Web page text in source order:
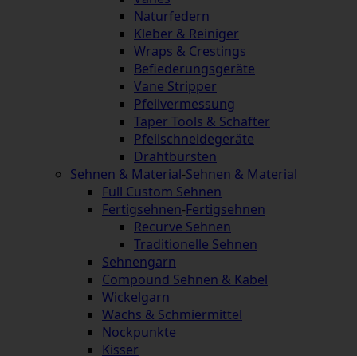
Naturfedern
Kleber & Reiniger
Wraps & Crestings
Befiederungsgeräte
Vane Stripper
Pfeilvermessung
Taper Tools & Schafter
Pfeilschneidegeräte
Drahtbürsten
Sehnen & Material-Sehnen & Material
Full Custom Sehnen
Fertigsehnen-Fertigsehnen
Recurve Sehnen
Traditionelle Sehnen
Sehnengarn
Compound Sehnen & Kabel
Wickelgarn
Wachs & Schmiermittel
Nockpunkte
Kisser